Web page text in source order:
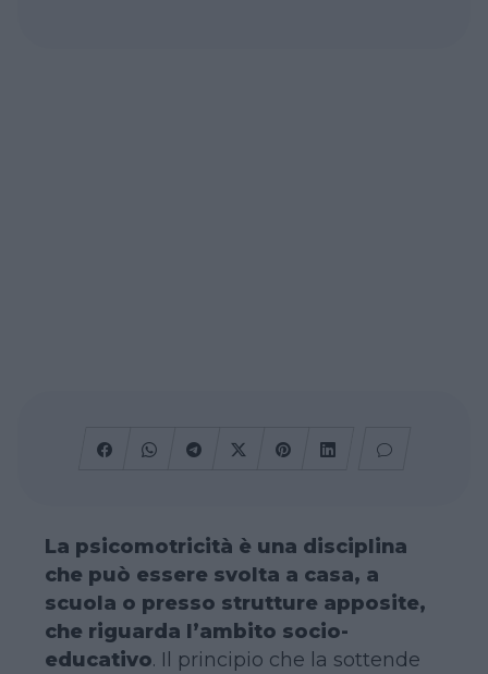
La psicomotricità è una disciplina
che può essere svolta a casa, a
scuola o presso strutture apposite,
che riguarda l’ambito socio-
educativo. Il principio che la sottende